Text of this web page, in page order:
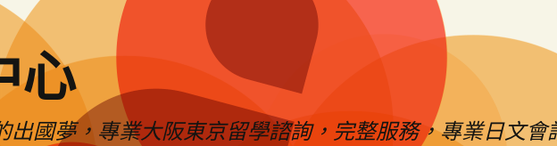
心
出國夢，專業大阪東京留學諮詢，完整服務，專業日文會